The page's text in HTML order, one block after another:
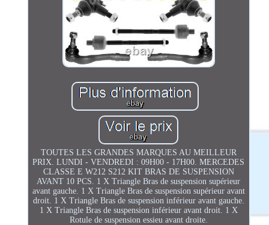
TOUTES LES GRANDES MARQUES AU MEILLEUR
PRIX. LUNDI - VENDREDI : 09H00 - 17H00. MERCEDES
CLASSE E W212 S212 KIT BRAS DE SUSPENSION
AVANT 10 PCS. 1 X Triangle Bras de suspension supérieur
avant gauche. 1 X Triangle Bras de suspension supérieur avant
droit. 1 X Triangle Bras de suspension inférieur avant gauche.
1 X Triangle Bras de suspension inférieur avant droit. 1 X
Rotule de suspension essieu avant droite.